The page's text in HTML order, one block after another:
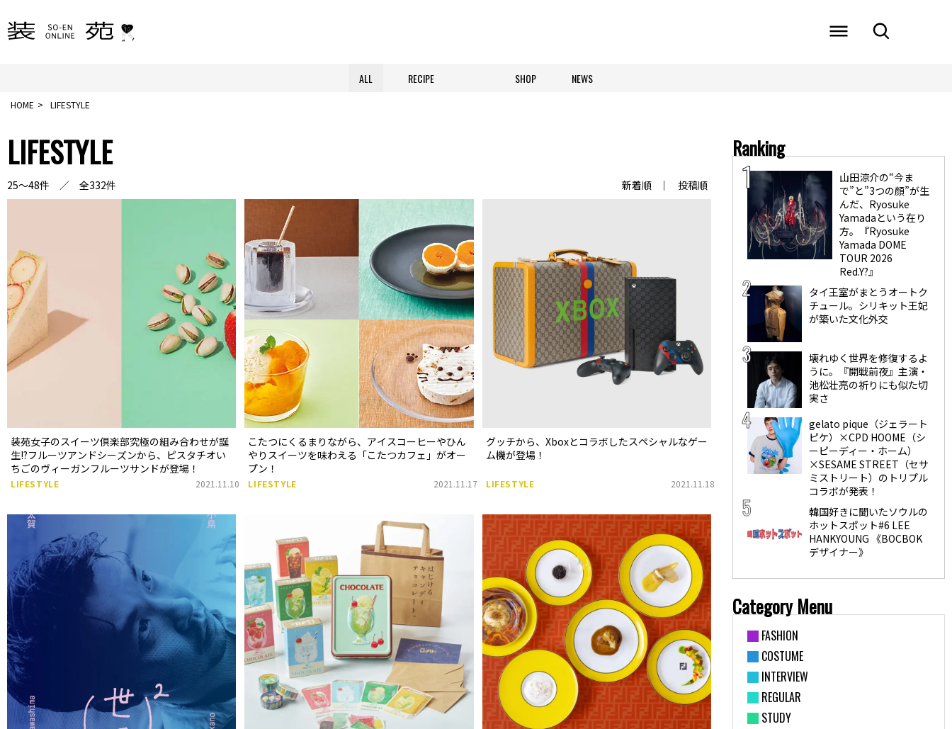
ALL RECIPE SHOP NEWS
HOME LIFESTYLE
LIFESTYLE
25～48件 ／ 全332件 新着順 投稿順
装苑女子のスイーツ倶楽部究極の組み合わせが誕
生!?フルーツアンドシーズンから、ピスタチオい
ちごのヴィーガンフルーツサンドが登場！
LIFESTYLE 2021.11.10
こたつにくるまりながら、アイスコーヒーやひん
やりスイーツを味わえる「こたつカフェ」がオー
プン！
LIFESTYLE 2021.11.17
グッチから、Xboxとコラボしたスペシャルなゲー
ム機が登場！
LIFESTYLE 2021.11.18
Ranking
山田涼介の“今ま
で”と”3つの顔”が生
んだ、Ryosuke
Yamadaという在り
方。『Ryosuke
Yamada DOME
TOUR 2026
Red.Y?』
タイ王室がまとうオートク
チュール。シリキット王妃
が築いた文化外交
壊れゆく世界を修復するよ
うに。『開戦前夜』主演・
池松壮亮の祈りにも似た切
実さ
gelato pique（ジェラート
ピケ）×CPD HOOME（シ
ーピーディー・ホーム）
×SESAME STREET（セサ
ミストリート）のトリプル
コラボが発表！
韓国好きに聞いたソウルの
ホットスポット#6 LEE
HANKYOUNG 《BOCBOK
デザイナー》
Category Menu
FASHION
COSTUME
INTERVIEW
REGULAR
STUDY